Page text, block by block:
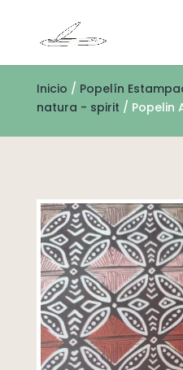
Inicio / Popelín
natura - spirit / Popelin